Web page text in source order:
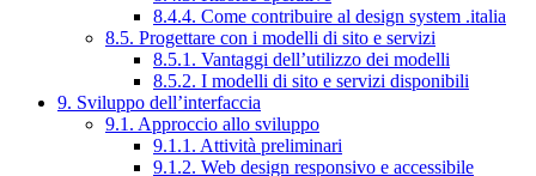
8.4.4. Come contribuire al design system .italia
8.5. Progettare con i modelli di sito e servizi
8.5.1. Vantaggi dell’utilizzo dei modelli
8.5.2. I modelli di sito e servizi disponibili
9. Sviluppo dell’interfaccia
9.1. Approccio allo sviluppo
9.1.1. Attività preliminari
9.1.2. Web design responsivo e accessibile